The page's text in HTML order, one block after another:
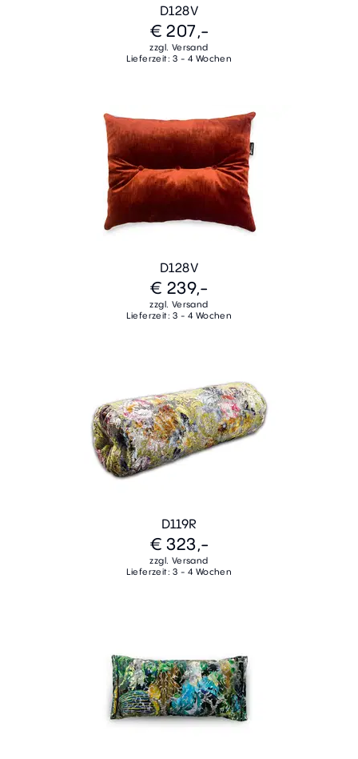
D128V
€ 207,-
zzgl. Versand
Lieferzeit: 3 - 4 Wochen
D128V
€ 239,-
zzgl. Versand
Lieferzeit: 3 - 4 Wochen
D119R
€ 323,-
zzgl. Versand
Lieferzeit: 3 - 4 Wochen